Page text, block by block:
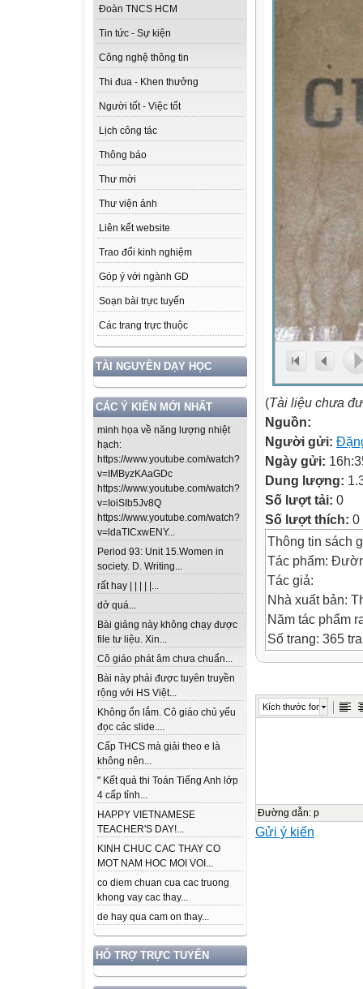
Đoàn TNCS HCM
Tin tức - Sự kiện
Công nghệ thông tin
Thi đua - Khen thưởng
Người tốt - Việc tốt
Lịch công tác
Thông báo
Thư mời
Thư viện ảnh
Liên kết website
Trao đổi kinh nghiệm
Góp ý với ngành GD
Soạn bài trực tuyến
Các trang trực thuộc
TÀI NGUYÊN DẠY HỌC
CÁC Ý KIẾN MỚI NHẤT
minh họa về năng lượng nhiệt
hạch:
https://www.youtube.com/watch?
v=IMByzKAaGDc
https://www.youtube.com/watch?
v=IoiSIb5Jv8Q
https://www.youtube.com/watch?
v=ldaTICxwENY...
Period 93: Unit 15.Women in
society. D. Writing...
rất hay | | | | |...
dở quá...
Bài giảng này không chạy được
file tư liệu. Xin...
Cô giáo phát âm chưa chuẩn...
Bài này phải được tuyên truyền
rộng với HS Việt...
Không ổn lắm. Cô giáo chủ yếu
đọc các slide....
Cấp THCS mà giải theo e là
không nên...
" Kết quả thi Toán Tiếng Anh lớp
4 cấp tỉnh...
HAPPY VIETNAMESE
TEACHER'S DAY!...
KINH CHUC CAC THAY CO
MOT NAM HOC MOI VOI...
co diem chuan cua cac truong
khong vay cac thay...
de hay qua cam on thay...
HỖ TRỢ TRỰC TUYẾN
(Tài liệu chưa
Nguồn:
Người gửi:
Ngày gửi:
Dung lượng:
Số lượt tải: 0
Số lượt thích: 0
Thông tin sách
Tác phẩm:
Tác giả:
Nhà xuất bản:
Năm tác phẩm
Số trang: 365
Đội ngũ đánh
Hảo, alpah8x,
Ngày hoàn
Người chế bản:
Kích thước font
Đường dẫn: p
Gửi ý kiến